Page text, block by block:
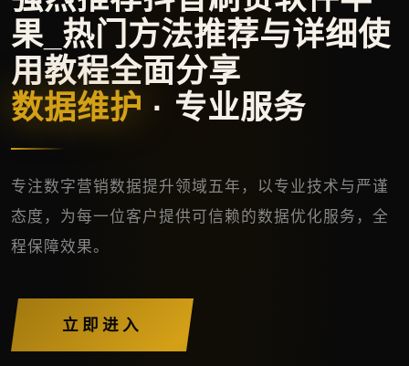
果_热门方法推荐与详细使
用教程全面分享
数据维护 · 专业服务
专注数字营销数据提升领域五年，以专业技术与严谨
态度，为每一位客户提供可信赖的数据优化服务，全
程保障效果。
立即进入